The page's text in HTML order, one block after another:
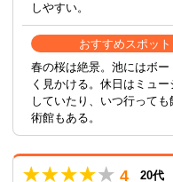
しやすい。
おすすめスポット
春の桜は絶景。池にはボ
く見かける。休日はミュ
していたり、いつ行って
術館もある。
4 20代